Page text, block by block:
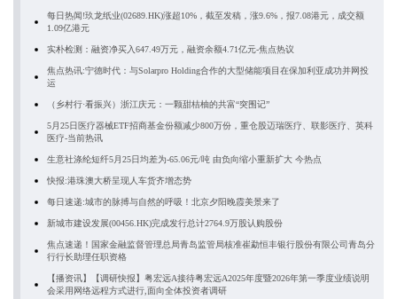
每日热闻!玖龙纸业(02689.HK)涨超10%，截至发稿，涨9.6%，报7.08港元，成交额
1.09亿港元
实朴检测：融资净买入647.49万元，融资余额4.71亿元-焦点热议
焦点热讯:宁德时代：与Solarpro Holding合作的大型储能项目在保加利亚成功并网投
运
（乡村行·看振兴）浙江庆元：一颗甜桔柚的共富“突围记”
5月25日医疗器械ETF招商基金份额减少800万份，重仓股迈瑞医疗、联影医疗、英科
医疗-当前热讯
生意社涤纶短纤5月25日均差为-65.06元/吨 由负向缩小重新扩大 今热点
快报:港珠澳大桥呈现人车货齐增态势
每日速递:城市的脉搏与自然的呼吸！北京夕阳晚霞美景来了
新城市建设发展(00456.HK)完成发行总计2764.9万股认购股份
焦点速递！国家金融监督管理总局青岛监管局核准崔勐恒丰银行股份有限公司青岛分
行行长助理任职资格
【播资讯】【调研快报】粤宏远A接待粤宏远A2025年度暨2026年第一季度业绩说明
会采用网络远程方式进行,面向全体投资者调研